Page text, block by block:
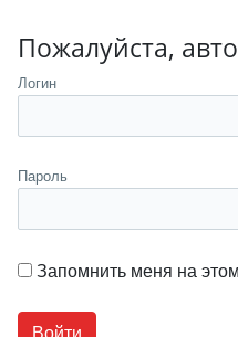
Пожалуйста,
Логин
Пароль
Запомнить меня на